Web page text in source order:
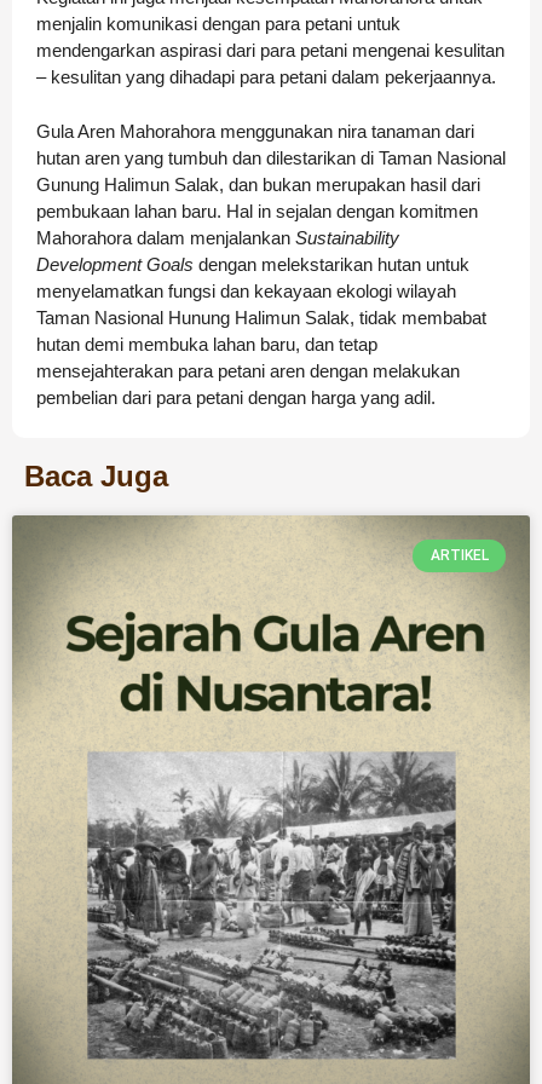
menjalin komunikasi dengan para petani untuk
mendengarkan aspirasi dari para petani mengenai kesulitan
– kesulitan yang dihadapi para petani dalam pekerjaannya.
Gula Aren Mahorahora menggunakan nira tanaman dari
hutan aren yang tumbuh dan dilestarikan di Taman Nasional
Gunung Halimun Salak, dan bukan merupakan hasil dari
pembukaan lahan baru. Hal in sejalan dengan komitmen
Mahorahora dalam menjalankan Sustainability
Development Goals dengan melekstarikan hutan untuk
menyelamatkan fungsi dan kekayaan ekologi wilayah
Taman Nasional Hunung Halimun Salak, tidak membabat
hutan demi membuka lahan baru, dan tetap
mensejahterakan para petani aren dengan melakukan
pembelian dari para petani dengan harga yang adil.
Baca Juga
ARTIKEL